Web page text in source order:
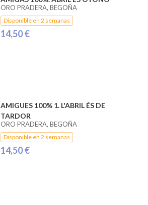
ORO PRADERA, BEGOÑA
Disponible en 2 semanas
14,50 €
AMIGUES 100% 1. L'ABRIL ÉS DE
TARDOR
ORO PRADERA, BEGOÑA
Disponible en 2 semanas
14,50 €